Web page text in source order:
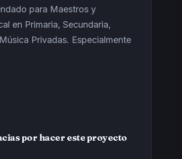
para Maestros y
en Primaria, Secundaria,
Privadas. Especialmente
por hacer este proyecto